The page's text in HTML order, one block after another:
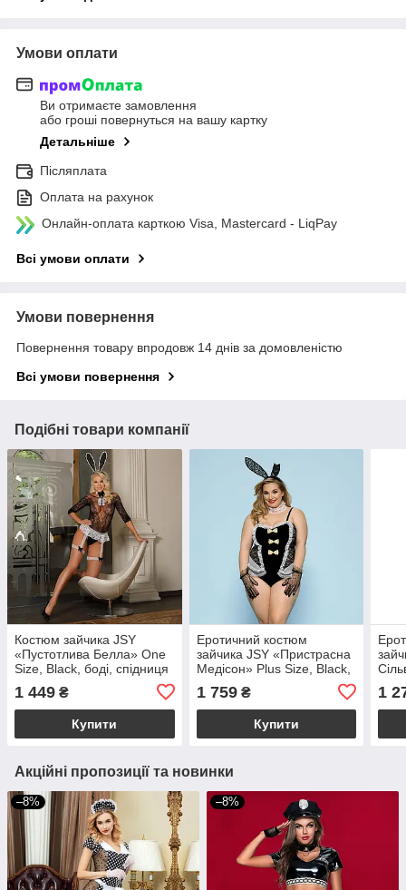
Умови оплати
Ви отримаєте замовлення
або гроші повернуться на вашу картку
Детальніше
Післяплата
Оплата на рахунок
Онлайн-оплата карткою Visa, Mastercard - LiqPay
Всі умови оплати
Умови повернення
Повернення товару впродовж 14 днів за домовленістю
Всі умови повернення
Подібні товари компанії
Костюм зайчика JSY
«Пустотлива Белла» One
Size, Black, боді, спідниця
хвіст,
1 449 ₴
Купити
Еротичний костюм
зайчика JSY «Пристрасна
Медісон» Plus Size, Black,
хвіст, ч
1 759₴
Купити
1
Акційні пропозиції та новинки
–8% –8%